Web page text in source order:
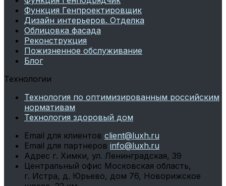
Функция Генпроектировщик
Дизайн интерьеров. Отделка
Облицовка фасада
Реконструкция
Пожизненное обслуживание
Блог
Технологии
Технология по оптимизированным российским
нормативам
Технология здоровый дом
Email для клиентов client@luxh.ru
Email для партнеров info@luxh.ru
Адрес г. Химки, ул. Ленинградская, 39
Центральный офис Московская область,
г. Истра, д. Юрьево, дом 76, Новорижское